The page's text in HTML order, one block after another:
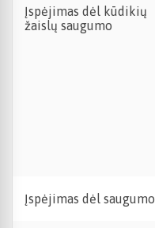
Įspėjimas dėl kūdikių
žaislų saugumo
Įspėjimas dėl saugumo